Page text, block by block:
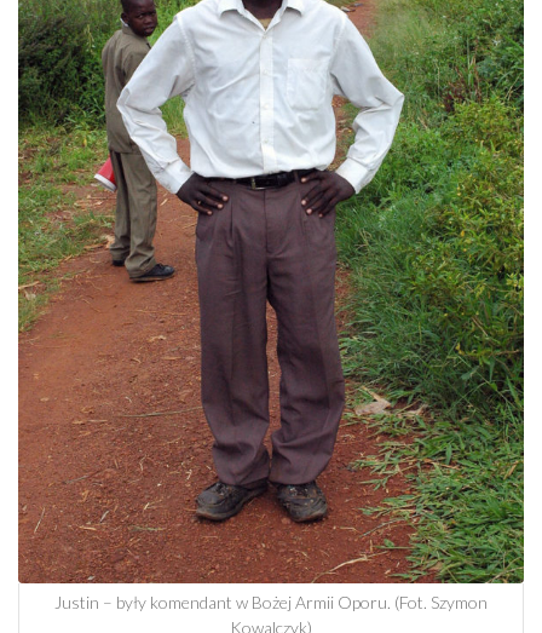
Justin – były komendant w Bożej Armii Oporu. (Fot. Szymon
Kowalczyk)